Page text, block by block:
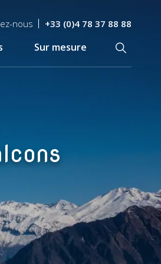
nous +33 (0)4 78 37 88 88
Sur mesure